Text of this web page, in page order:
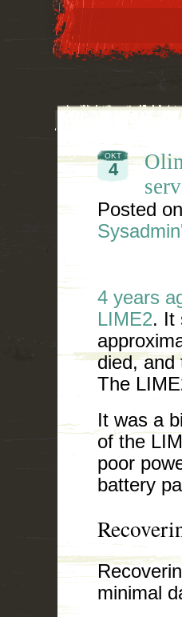
OKT
4
Posted on
4 years
LIME2. It
died, and
The
It was a
of the
poor
battery
minimal